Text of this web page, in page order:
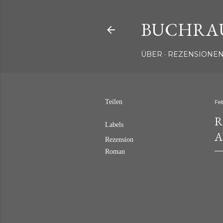
ÜBER
Teilen
Labels
Rezension
Roman